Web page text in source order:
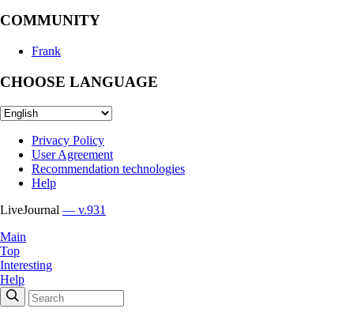
COMMUNITY
Frank
CHOOSE LANGUAGE
Privacy Policy
User Agreement
Recommendation technologies
Help
LiveJournal — v.931
Main
Top
Interesting
Help